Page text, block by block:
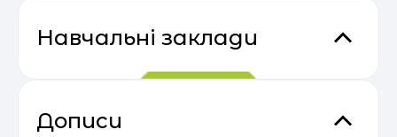
Навчальні заклади
Дописи